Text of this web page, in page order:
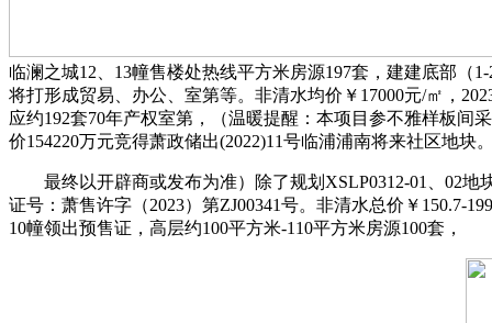
临澜之城12、13幢售楼处热线平方米房源197套，建建底部（
将打形成贸易、办公、室第等。非清水均价￥17000元/㎡，
应约192套70年产权室第，（温暖提醒：本项目参不雅样板
价154220万元竞得萧政储出(2022)11号临浦浦南将来社区地块
最终以开辟商或发布为准）除了规划XSLP0312-01、02地
证号：萧售许字（2023）第ZJ00341号。非清水总价￥150.7-
10幢领出预售证，高层约100平方米-110平方米房源100套，